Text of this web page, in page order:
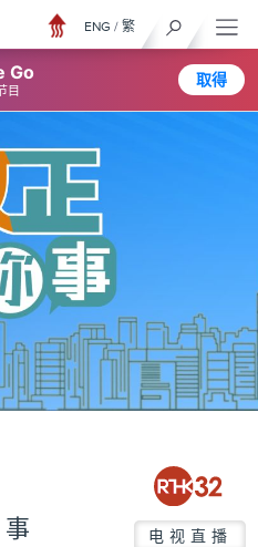
Go
目
取得
ENG / 繁
电视直播